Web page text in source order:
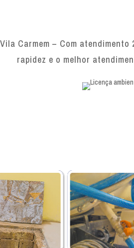
Carmem – Com
rapidez e o melhor